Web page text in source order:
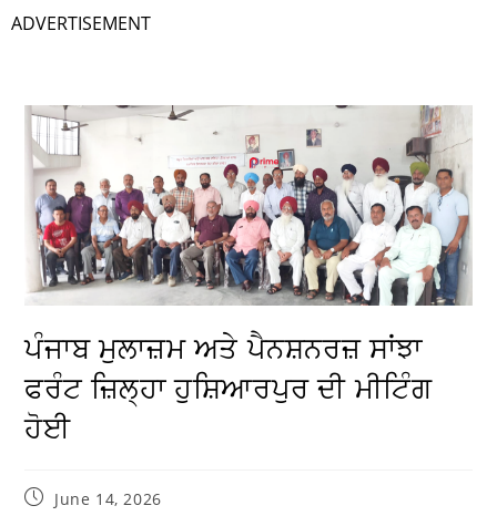
ADVERTISEMENT
ਪੰਜਾਬ ਮੁਲਾਜ਼ਮ ਅਤੇ ਪੈਨਸ਼ਨਰਜ਼ ਸਾਂਝਾ
ਫਰੰਟ ਜ਼ਿਲ੍ਹਾ ਹੁਸ਼ਿਆਰਪੁਰ ਦੀ ਮੀਟਿੰਗ
ਹੋਈ
June 14, 2026